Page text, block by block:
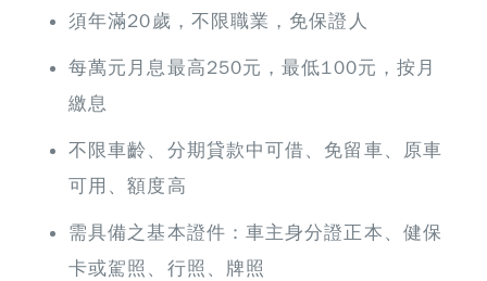
須年滿20歲，不限職業，免保證人
每萬元月息最高250元，最低100元，按月
繳息
不限車齡、分期貸款中可借、免留車、原車
可用、額度高
需具備之基本證件：車主身分證正本、健保
卡或駕照、行照、牌照